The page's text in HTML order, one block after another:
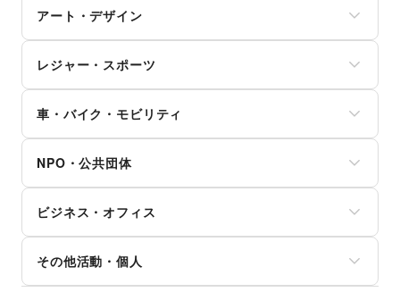
リフォーム
住宅（購入・賃貸）
たばこ
修理・メンテナンス
就職・転職・求人
その他子育て・教育
ヘアケア・シャンプー
美容家電
ヘアサロン・ネイルサロン
マッサージ・整体
女性用品・フェムテック
コンタクトレンズ
医療・医薬品
その他美容・健康
スマホアクセサリー
ガジェット
ゲーム
アニメ
コミック・マンガ
アイドル・芸能人
CD・DVD・本・雑誌
Webメディア・アプリ
テレビ・ドラマ
映画
音楽・ライブ
演劇
占い
アート・デザイン
写真・イラストレーション
立体作品・彫刻
その他アート・デザイン
レジャー・スポーツ
キャンプ・アウトドア
野球
サッカー
バスケットボール
ゴルフ
その他レジャー・スポーツ
車・バイク・モビリティ
バイク・オートバイ
自転車・ロードバイク
マイクロモビリティ
その他車・バイク・モビリティ
NPO・公共団体
外国団体・大使館
募金・寄付
NPO・ボランティア活動
その他NPO・公共団体
ビジネス・オフィス
オフィス家具・OA機器
イベント企画・運営
その他活動・個人